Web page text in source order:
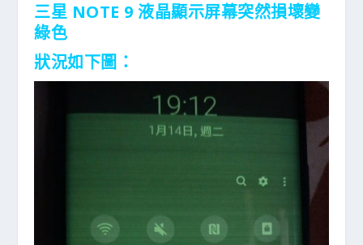
三星 NOTE 9 液晶顯示屏幕突然損壞變
綠色
狀況如下圖：